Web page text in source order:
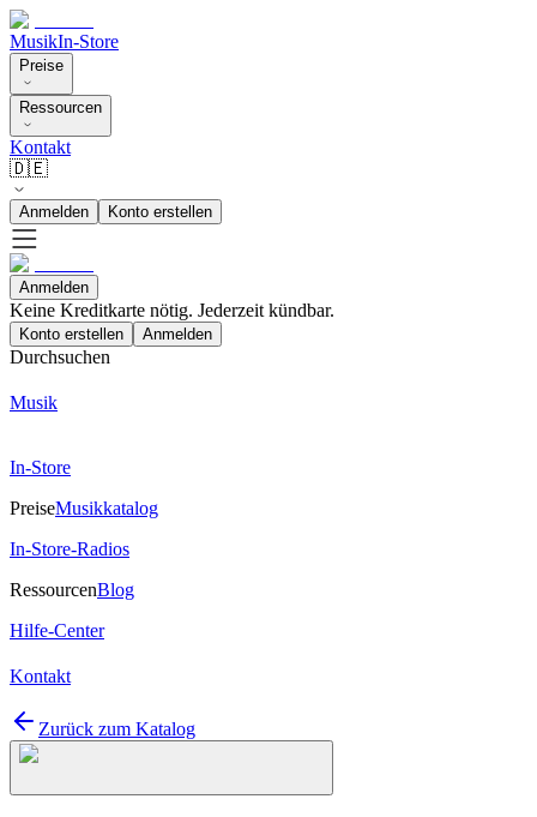
MusikIn-Store
Preise
Ressourcen
Kontakt
🇩🇪
Anmelden Konto erstellen
Anmelden
Keine Kreditkarte nötig. Jederzeit kündbar.
Konto erstellen Anmelden
Durchsuchen
Musik
In-Store
PreiseMusikkatalog
In-Store-Radios
RessourcenBlog
Hilfe-Center
Kontakt
Zurück zum Katalog